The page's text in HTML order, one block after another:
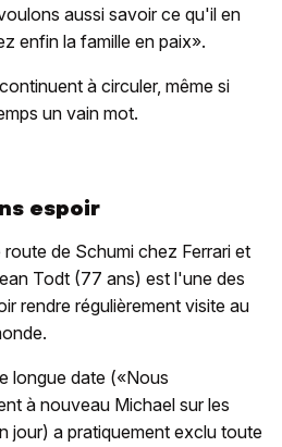
aussi savoir ce qu'il en
enfin la famille en paix».
à circuler, même si
un vain mot.
espoir
de Schumi chez Ferrari et
Todt (77 ans) est l'une des
rendre régulièrement visite au
longue date («Nous
à nouveau Michael sur les
jour) a pratiquement exclu toute